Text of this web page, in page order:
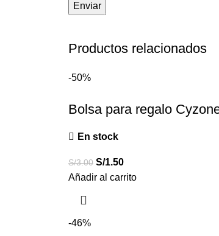
Productos relacionados
-50%
Bolsa para regalo
En stock
S/3.00 S/1.50
Añadir al carrito
-46%